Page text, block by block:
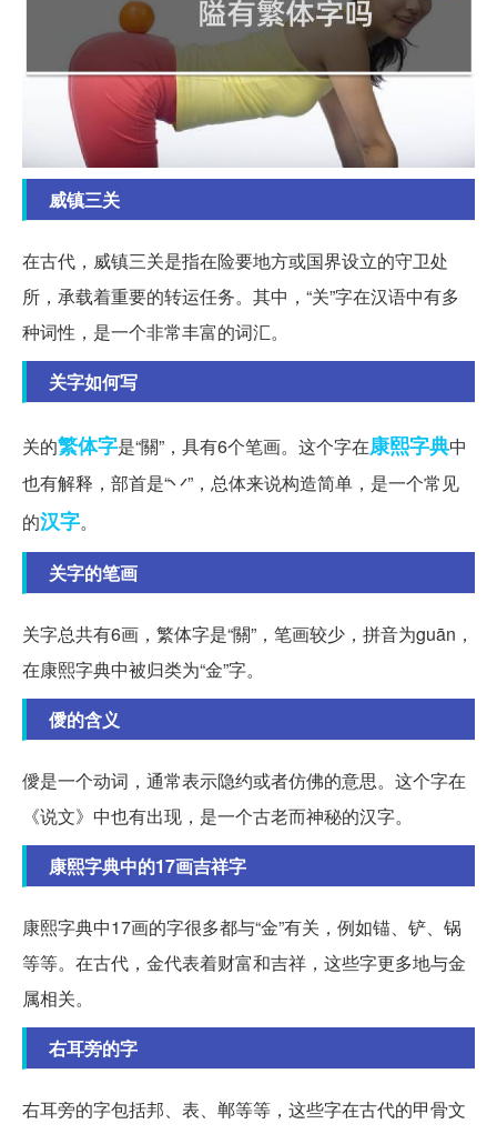
威镇三关
在古代，威镇三关是指在险要地方或国界设立的守卫处
所，承载着重要的转运任务。其中，“关”字在汉语中有多
种词性，是一个非常丰富的词汇。
关字如何写
关的繁体字是“關”，具有6个笔画。这个字在康熙字典中
也有解释，部首是“丷”，总体来说构造简单，是一个常见
的汉字。
关字的笔画
关字总共有6画，繁体字是“關”，笔画较少，拼音为guān，
在康熙字典中被归类为“金”字。
僾的含义
僾是一个动词，通常表示隐约或者仿佛的意思。这个字在
《说文》中也有出现，是一个古老而神秘的汉字。
康熙字典中的17画吉祥字
康熙字典中17画的字很多都与“金”有关，例如锚、铲、锅
等等。在古代，金代表着财富和吉祥，这些字更多地与金
属相关。
右耳旁的字
右耳旁的字包括邦、表、郸等等，这些字在古代的甲骨文